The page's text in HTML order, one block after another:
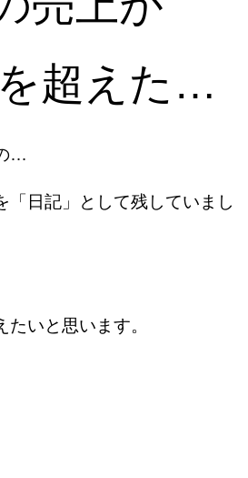
超えた…
…
「日記」として残していまし
いと思います。